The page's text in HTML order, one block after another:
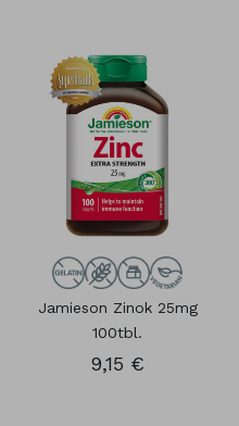
Jamieson Zinok 25mg
100tbl.
9,15 €